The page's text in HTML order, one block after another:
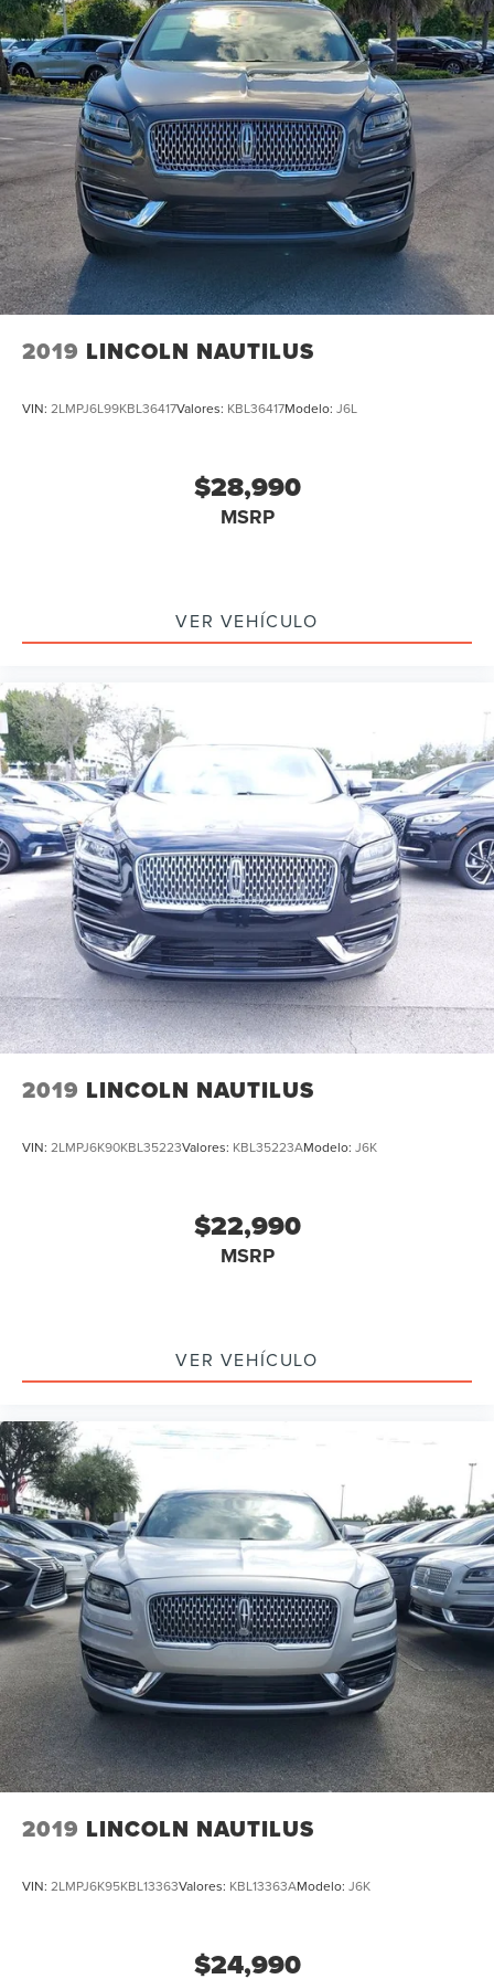
2019 LINCOLN NAUTILUS
VIN: 2LMPJ6L99KBL36417Valores: KBL36417Modelo: J6L
$28,990
MSRP
VER VEHÍCULO
2019 LINCOLN NAUTILUS
VIN: 2LMPJ6K90KBL35223Valores: KBL35223AModelo: J6K
$22,990
MSRP
VER VEHÍCULO
2019 LINCOLN NAUTILUS
VIN: 2LMPJ6K95KBL13363Valores: KBL13363AModelo: J6K
$24,990